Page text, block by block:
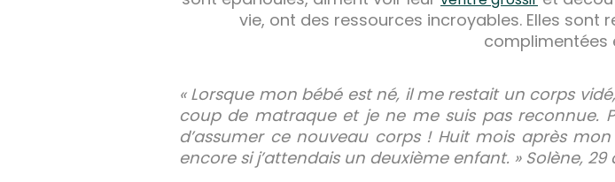
vie, ont des ressources incroyables. Elles
complimentées
« Lorsque mon bébé est né, il me restait un corps
coup de matraque et je ne me suis pas reconnue.
d’assumer ce nouveau corps ! Huit mois après
encore si j’attendais un deuxième enfant. » Solène, 29